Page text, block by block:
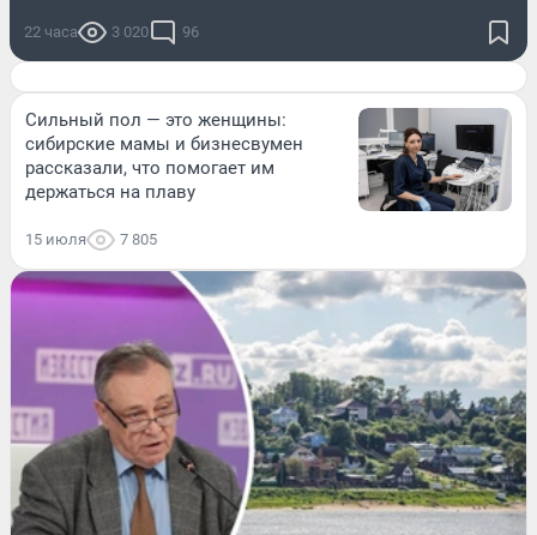
22 часа 3 020 96
Сильный пол — это женщины:
сибирские мамы и бизнесвумен
рассказали, что помогает им
держаться на плаву
15 июля 7 805